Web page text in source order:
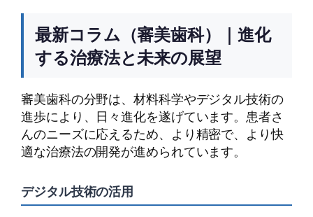
最新コラム（審美歯科）｜進化
する治療法と未来の展望
審美歯科の分野は、材料科学やデジタル技術の
進歩により、日々進化を遂げています。患者さ
んのニーズに応えるため、より精密で、より快
適な治療法の開発が進められています。
デジタル技術の活用